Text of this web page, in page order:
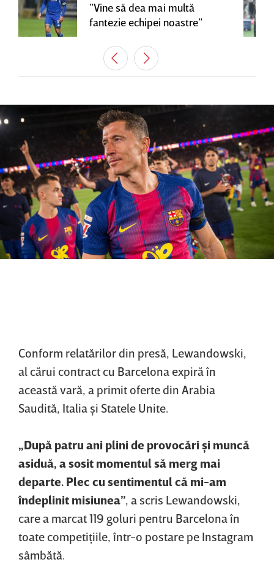
”Vine să dea mai multă
fantezie echipei noastre”
Conform relatărilor din presă, Lewandowski,
al cărui contract cu Barcelona expiră în
această vară, a primit oferte din Arabia
Saudită, Italia şi Statele Unite.
„După patru ani plini de provocări şi muncă
asiduă, a sosit momentul să merg mai
departe. Plec cu sentimentul că mi-am
îndeplinit misiunea” , a scris Lewandowski,
care a marcat 119 goluri pentru Barcelona în
toate competiţiile, într-o postare pe Instagram
sâmbătă.